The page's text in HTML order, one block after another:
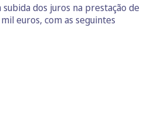
dos juros na prestação de
euros, com as seguintes